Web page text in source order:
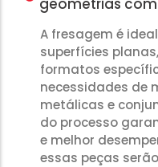
A fresagem é
superfícies
formatos
necessidades de
metálicas e
do processo
e melhor
essas peças